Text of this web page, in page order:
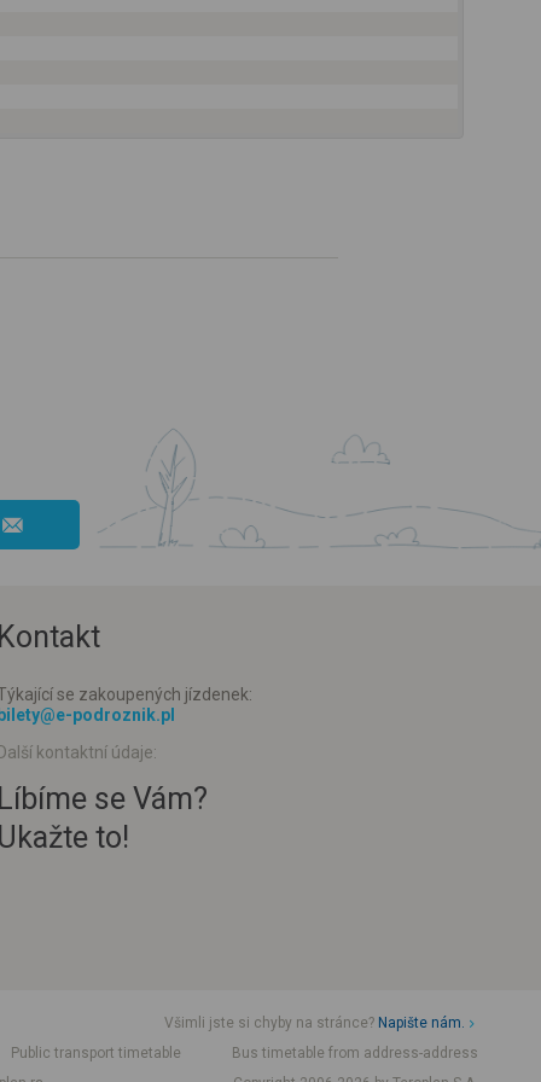
Kontakt
se zakoupených jízdenek:
bilety@e-podroznik.pl
Další kontaktní údaje:
Líbíme se Vám?
Ukažte to!
Všimli jste si chyby na stránce? Napište nám.
Public transport timetable
Bus timetable from address-address